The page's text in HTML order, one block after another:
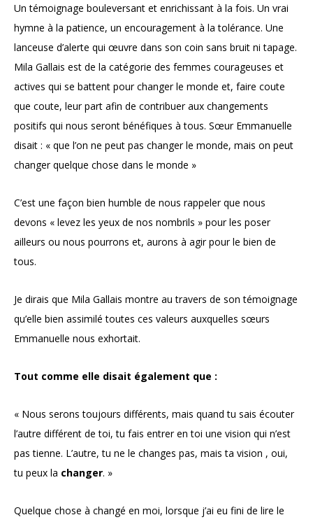
Un témoignage bouleversant et enrichissant à la fois. Un vrai
hymne à la patience, un encouragement à la tolérance. Une
lanceuse d’alerte qui œuvre dans son coin sans bruit ni tapage.
Mila Gallais est de la catégorie des femmes courageuses et
actives qui se battent pour changer le monde et, faire coute
que coute, leur part afin de contribuer aux changements
positifs qui nous seront bénéfiques à tous. Sœur Emmanuelle
disait : « que l’on ne peut pas changer le monde, mais on peut
changer quelque chose dans le monde »
C’est une façon bien humble de nous rappeler que nous
devons « levez les yeux de nos nombrils » pour les poser
ailleurs ou nous pourrons et, aurons à agir pour le bien de
tous.
Je dirais que Mila Gallais montre au travers de son témoignage
qu’elle bien assimilé toutes ces valeurs auxquelles sœurs
Emmanuelle nous exhortait.
Tout comme elle disait également que :
« Nous serons toujours différents, mais quand tu sais écouter
l’autre différent de toi, tu fais entrer en toi une vision qui n’est
pas tienne. L’autre, tu ne le changes pas, mais ta vision , oui,
tu peux la changer. »
Quelque chose à changé en moi, lorsque j’ai eu fini de lire le